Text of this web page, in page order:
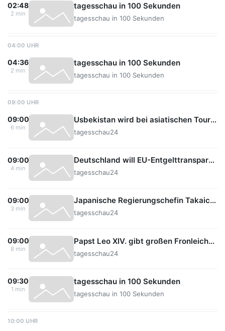
02:48
2 min
tagesschau in 100 Sekunden
tagesschau in 100 Sekunden
04:00 UHR
04:36
2 min
tagesschau in 100 Sekunden
tagesschau in 100 Sekunden
09:00 UHR
09:00
6 min
Usbekistan wird bei asiatischen Touristen immer beliebter
tagesschau24
09:00
4 min
Deutschland will EU-Entgelttransparenz-Richtlinie nachverhandeln
tagesschau24
09:00
3 min
Japanische Regierungschefin Takaichi kündigt Verfassungsänderung an
tagesschau24
09:00
8 min
Papst Leo XIV. gibt großen Fronleichnams-Gottesdienst in Madrid
tagesschau24
09:30
1 min
tagesschau in 100 Sekunden
tagesschau in 100 Sekunden
10:00 UHR